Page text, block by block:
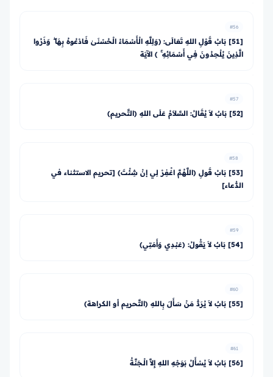
#56
[51] بَابُ قَوْلِ اللهِ تَعَالَى: ﴿وَلِلَّهِ الْأَسْمَاءُ الْحُسْنَىٰ فَادْعُوهُ بِهَا ۖ وَذَرُوا
الَّذِينَ يُلْحِدُونَ فِي أَسْمَائِهِ ۚ ﴾ الآيَة
#57
[52] بَابٌ لاَ يُقَالُ: السَّلاَمُ عَلَى اللهِ (التَّحريم)
#58
[53] بَابُ قَولِ (اللَّهُمَّ اغْفِرْ لِي إنْ شِئْتَ) [تحريم الاستثناء في
الدُّعاء]
#59
[54] بَابٌ لاَ يَقُولُ: (عَبْدِي وَأَمَتِي)
#60
[55] بَابٌ لاَ يُرَدُّ مَنْ سَأَلَ بِاللهِ (التَّحريم أو الكراهة)
#61
[56] بَابٌ لاَ يُسْأَلُ بَوَجْهِ اللهِ إِلاَّ الْـجَنَّةُ